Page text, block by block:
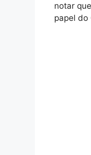
notar
papel do